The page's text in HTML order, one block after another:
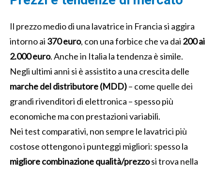
Il prezzo medio di una lavatrice in Francia si aggira
intorno ai 370 euro, con una forbice che va dai 200 ai
2.000 euro. Anche in Italia la tendenza è simile.
Negli ultimi anni si è assistito a una crescita delle
marche del distributore (MDD)– come quelle dei
grandi rivenditori di elettronica – spesso più
economiche ma con prestazioni variabili.
Nei test comparativi, non sempre le lavatrici più
costose ottengono i punteggi migliori: spesso la
migliore combinazione qualità/prezzosi trova nella